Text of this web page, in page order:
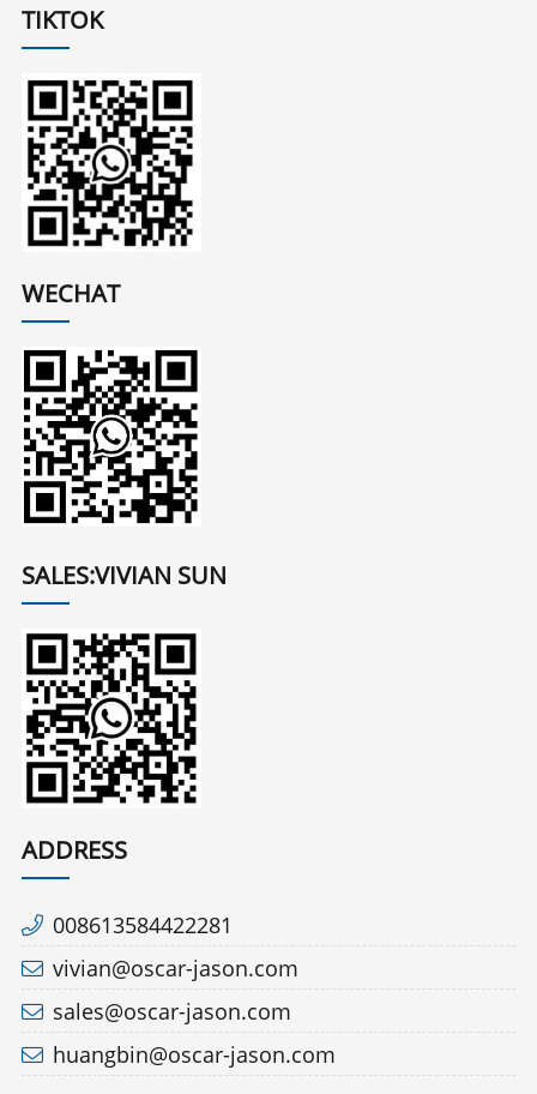
TIKTOK
WECHAT
SALES:VIVIAN SUN
ADDRESS
008613584422281
vivian@oscar-jason.com
sales@oscar-jason.com
huangbin@oscar-jason.com